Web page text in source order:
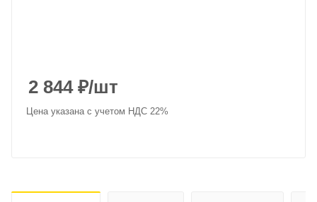
2 844₽/шт
Цена указана с учетом НДС 22%